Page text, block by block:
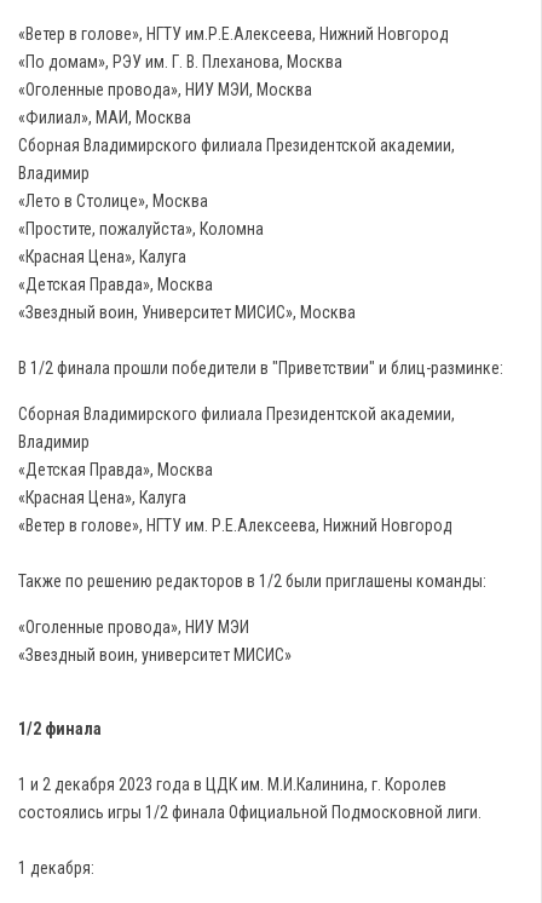
«Ветер в голове», НГТУ им.Р.Е.Алексеева, Нижний Новгород
«По домам», РЭУ им. Г. В. Плеханова, Москва
«Оголенные провода», НИУ МЭИ, Москва
«Филиал», МАИ, Москва
Сборная Владимирского филиала Президентской академии,
Владимир
«Лето в Столице», Москва
«Простите, пожалуйста», Коломна
«Красная Цена», Калуга
«Детская Правда», Москва
«Звездный воин, Университет МИСИС», Москва
В 1/2 финала прошли победители в "Приветствии" и блиц-разминке:
Сборная Владимирского филиала Президентской академии,
Владимир
«Детская Правда», Москва
«Красная Цена», Калуга
«Ветер в голове», НГТУ им. Р.Е.Алексеева, Нижний Новгород
Также по решению редакторов в 1/2 были приглашены команды:
«Оголенные провода», НИУ МЭИ
«Звездный воин, университет МИСИС»
1/2 финала
1 и 2 декабря 2023 года в ЦДК им. М.И.Калинина, г. Королев
состоялись игры 1/2 финала Официальной Подмосковной лиги.
1 декабря: